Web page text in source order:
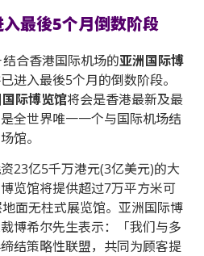
最後5个月倒数阶段
合香港国际机场的亚洲国际博
进入最後5个月的倒数阶段。
际博览馆将会是香港最新及最
全世界唯一一个与国际机场结
馆。
23亿5千万港元(3亿美元)的大
览馆将提供超过7万平方米可
面无柱式展览馆。亚洲国际博
博希尔先生表示：「我们与多
结策略性联盟，共同为顾客提